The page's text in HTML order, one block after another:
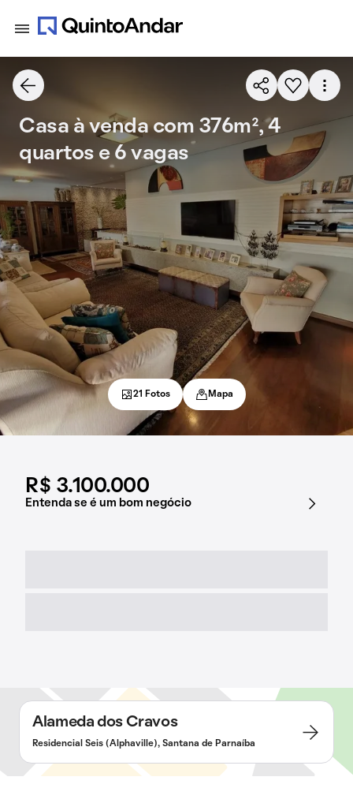
R$ 3.100.000
Entenda se é um bom negócio
Casa à venda com 376m², 4
quartos e 6 vagas
21 Fotos Mapa
Alameda dos Cravos
Residencial Seis (Alphaville), Santana de Parnaíba